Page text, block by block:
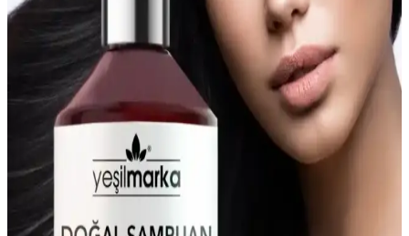
Saç derisinde kepek sorununu doğal ve etkili bitkisel şampuanlarla
hafifletin. Düzenli kullanımda saç sağlığınızı koruyun ve kepeği
Saç Derisi Temizliği ve Bakımı İçin En İyi Yoğun
Şampuanlar Hakkında Kapsamlı Rehber
Saç derisi sağlığı için kepek, yağlılık, hassasiyet ve kuru deriye
uygun şampuanlar hakkında detaylı bilgiler ve doğru ürün seçimi
ipuçları sunuyoruz.
Sağlığını Koruyan Güvenilir Çözümler